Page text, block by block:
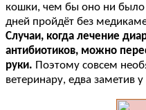
кошки, чем бы оно ни было
дней пройдёт без
Случаи, когда лечение
антибиотиков, можно
руки. Поэтому совсем
ветеринару, едва заметив